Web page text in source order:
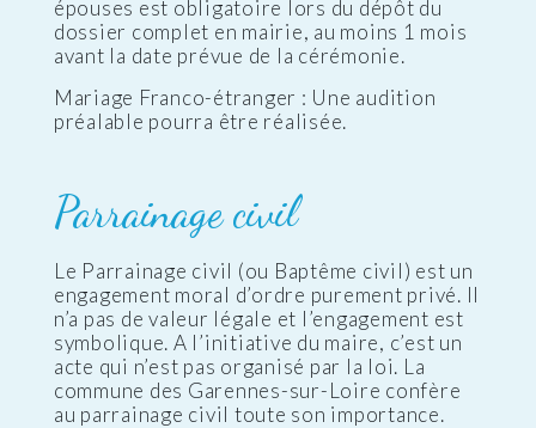
épouses est obligatoire lors du dépôt du
dossier complet en mairie, au moins 1 mois
avant la date prévue de la cérémonie.
Mariage Franco-étranger : Une audition
préalable pourra être réalisée.
Parrainage civil
Le Parrainage civil (ou Baptême civil) est un
engagement moral d’ordre purement privé. Il
n’a pas de valeur légale et l’engagement est
symbolique. A l’initiative du maire, c’est un
acte qui n’est pas organisé par la loi. La
commune des Garennes-sur-Loire confère
au parrainage civil toute son importance.